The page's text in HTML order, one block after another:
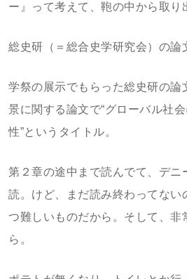
ー』って考えて、鞄の中から取り
総史研（＝総合史学研究会）の論
学祭の展示でもらった総史研の論
景に関する論文で“グローバル社
性”というタイトル。
第２章の途中まで読んでて、デニ
読。けど、まだ読み終わってない
つ難しいものだから。そして、非
ら。